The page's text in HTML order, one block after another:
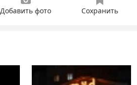
Добавить фото Сохранить